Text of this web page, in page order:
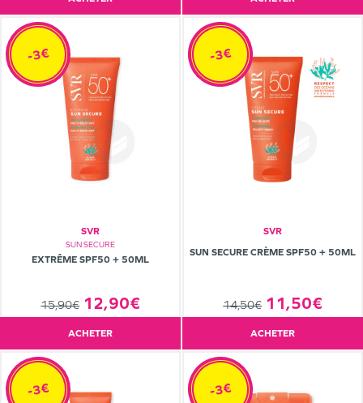
SVR
SUN SECURE
EXTRÊME SPF50 + 50ML
15,90€ 12,90€
-3€
ACHETER
SVR
SUN SECURE CRÈME SPF50 + 50ML
14,50€ 11,50€
-3€
ACHETER
-3€ -3€